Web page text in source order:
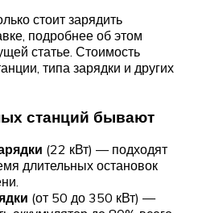
стоит зарядить
подробнее об этом
статье. Стоимость
типа зарядки и других
станций бывают
(22 кВт) — подходят
длительных остановок
(от 50 до 350 кВт) —